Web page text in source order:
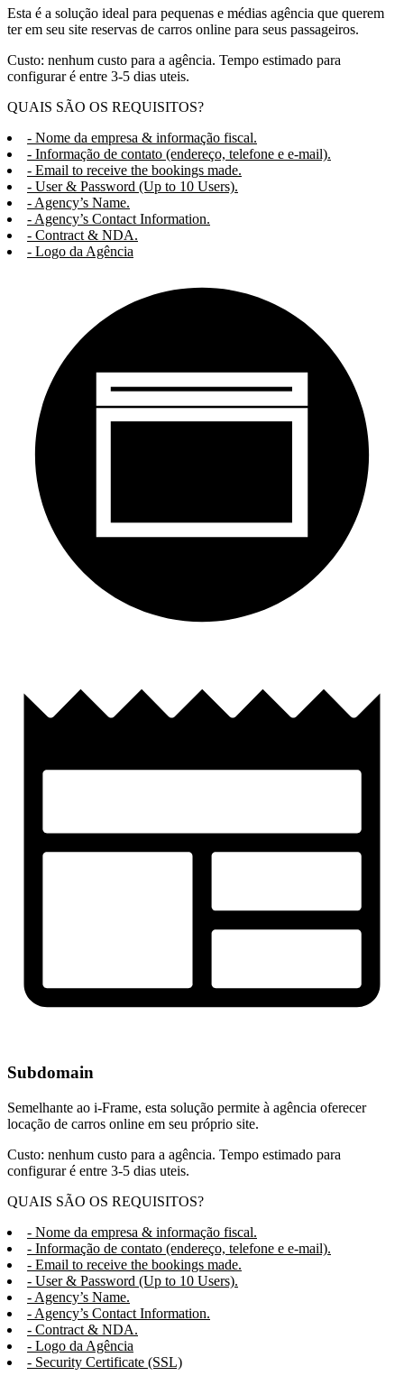
Esta é a solução ideal para pequenas e médias agência que querem
ter em seu site reservas de carros online para seus passageiros.
Custo: nenhum custo para a agência. Tempo estimado para
configurar é entre 3-5 dias uteis.
QUAIS SÃO OS REQUISITOS?
- Nome da empresa & informação fiscal.
- Informação de contato (endereço, telefone e e-mail).
- Email to receive the bookings made.
- User & Password (Up to 10 Users).
- Agency’s Name.
- Agency’s Contact Information.
- Contract & NDA.
- Logo da Agência
Subdomain
Semelhante ao i-Frame, esta solução permite à agência oferecer
locação de carros online em seu próprio site.
Custo: nenhum custo para a agência. Tempo estimado para
configurar é entre 3-5 dias uteis.
QUAIS SÃO OS REQUISITOS?
- Nome da empresa & informação fiscal.
- Informação de contato (endereço, telefone e e-mail).
- Email to receive the bookings made.
- User & Password (Up to 10 Users).
- Agency’s Name.
- Agency’s Contact Information.
- Contract & NDA.
- Logo da Agência
- Security Certificate (SSL)